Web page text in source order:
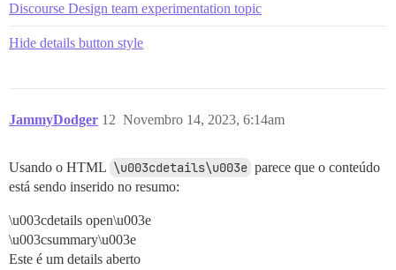
Discourse Design team experimentation topic
Hide details button style
JammyDodger Novembro 14, 2023, 6:14am
12
Usando o HTML \u003cdetails\u003e parece que o conteúdo
está sendo inserido no resumo:
\u003cdetails open\u003e
\u003csummary\u003e
Este é um details aberto